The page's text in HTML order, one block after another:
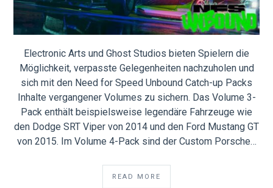
Electronic Arts und Ghost Studios bieten Spielern die
Möglichkeit, verpasste Gelegenheiten nachzuholen und
sich mit den Need for Speed Unbound Catch-up Packs
Inhalte vergangener Volumes zu sichern. Das Volume 3-
Pack enthält beispielsweise legendäre Fahrzeuge wie
den Dodge SRT Viper von 2014 und den Ford Mustang GT
von 2015. Im Volume 4-Pack sind der Custom Porsche…
READ MORE